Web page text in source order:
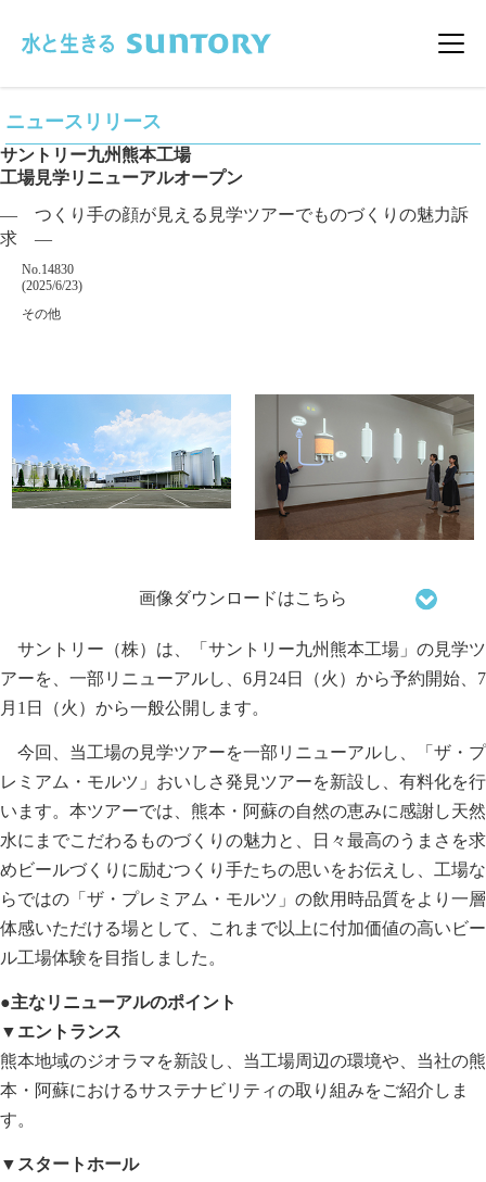
メ
ニュースリリース
サントリー九州熊本工場
工場見学リニューアルオープン
― つくり手の顔が見える見学ツアーでものづくりの魅力訴
求 ―
掲載番号
No.14830
掲載日
(2025/6/23)
カテゴリー
その他
画像ダウンロードはこちら
サントリー（株）は、「サントリー九州熊本工場」の見学ツ
アーを、一部リニューアルし、6月24日（火）から予約開始、7
月1日（火）から一般公開します。
今回、当工場の見学ツアーを一部リニューアルし、「ザ・プ
レミアム・モルツ」おいしさ発見ツアーを新設し、有料化を行
います。本ツアーでは、熊本・阿蘇の自然の恵みに感謝し天然
水にまでこだわるものづくりの魅力と、日々最高のうまさを求
めビールづくりに励むつくり手たちの思いをお伝えし、工場な
らではの「ザ・プレミアム・モルツ」の飲用時品質をより一層
体感いただける場として、これまで以上に付加価値の高いビー
ル工場体験を目指しました。
●主なリニューアルのポイント
▼エントランス
熊本地域のジオラマを新設し、当工場周辺の環境や、当社の熊
本・阿蘇におけるサステナビリティの取り組みをご紹介しま
す。
▼スタートホール